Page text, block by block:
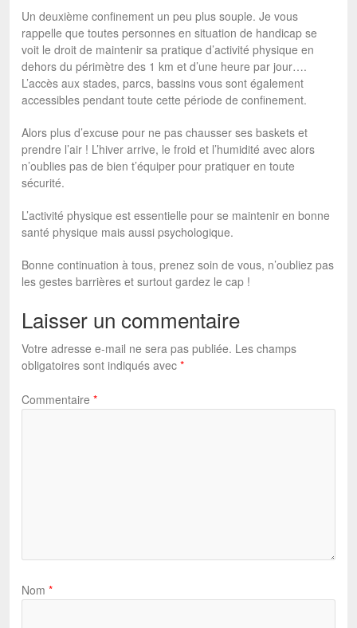
Un deuxième confinement un peu plus souple. Je vous
rappelle que toutes personnes en situation de handicap se
voit le droit de maintenir sa pratique d’activité physique en
dehors du périmètre des 1 km et d’une heure par jour….
L’accès aux stades, parcs, bassins vous sont également
accessibles pendant toute cette période de confinement.
Alors plus d’excuse pour ne pas chausser ses baskets et
prendre l’air ! L’hiver arrive, le froid et l’humidité avec alors
n’oublies pas de bien t’équiper pour pratiquer en toute
sécurité.
L’activité physique est essentielle pour se maintenir en bonne
santé physique mais aussi psychologique.
Bonne continuation à tous, prenez soin de vous, n’oubliez pas
les gestes barrières et surtout gardez le cap !
Laisser un commentaire
Votre adresse e-mail ne sera pas publiée. Les champs
obligatoires sont indiqués avec *
Commentaire *
Nom *